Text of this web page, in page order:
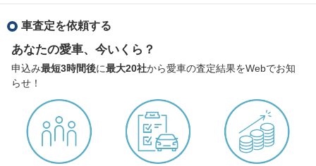
車査定を依頼する
あなたの愛車、今いくら？
申込み最短3時間後に最大20社から愛車の査定結果をWebでお知
らせ！